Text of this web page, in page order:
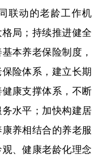
联动的老龄工作机
局；持续推进健全
本养老保险制度，
险体系，建立长期
康支撑体系，不断
水平；加快构建居
养相结合的养老服
、健康老龄化理念